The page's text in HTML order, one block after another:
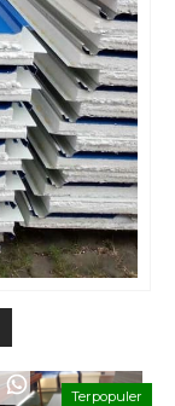
Terpopuler